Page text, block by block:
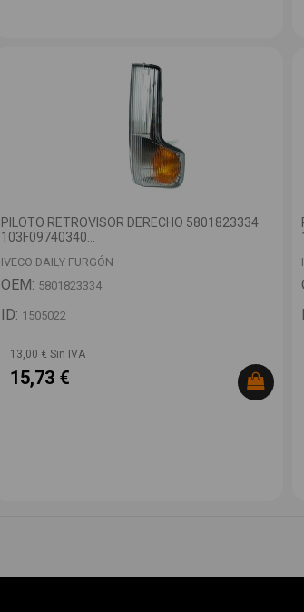
PILOTO RETROVISOR DERECHO 5801823334
103F09740340...
IVECO DAILY FURGÓN
OEM: 5801823334
ID: 1505022
13,00 € Sin IVA
15,73 €